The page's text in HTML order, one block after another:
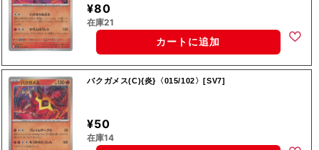
¥80
在庫21
カートに追加
バクガメス(C){炎}〈015/102〉[SV7]
¥50
在庫14